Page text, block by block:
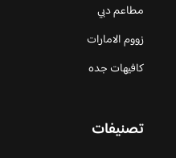
مطاعم دبي
زووم الامارات
كافيهات جده
تصنيفات